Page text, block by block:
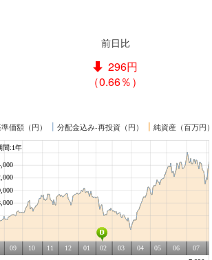
前日比
296円
（0.66％）
価額（円） ┃ 分配金込み-再投資（円） ┃ 純資産（百万円）